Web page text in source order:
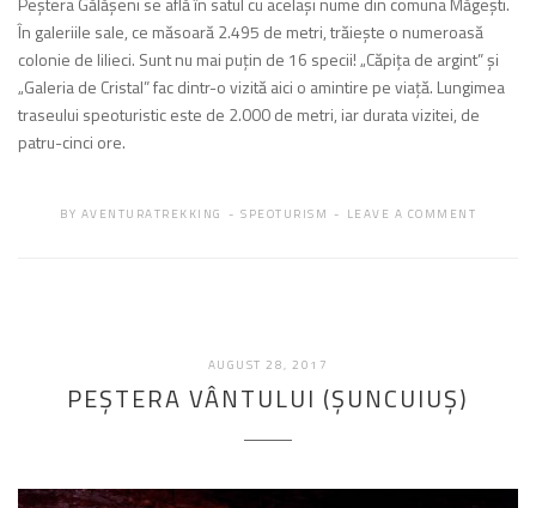
În galeriile sale, ce măsoară 2.495 de metri, trăieşte o numeroasă
colonie de lilieci. Sunt nu mai puţin de 16 specii! „Căpiţa de argint” şi
„Galeria de Cristal” fac dintr-o vizită aici o amintire pe viaţă. Lungimea
traseului speoturistic este de 2.000 de metri, iar durata vizitei, de
patru-cinci ore.
BY AVENTURATREKKING SPEOTURISM LEAVE A COMMENT
AUGUST 28, 2017
2018
PEȘTERA VÂNTULUI (ŞUNCUIUŞ)